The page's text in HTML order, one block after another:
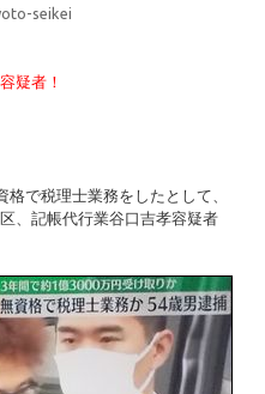
seikei
疑者！
で税理士業務をしたとして、
、記帳代行業谷口吉孝容疑者